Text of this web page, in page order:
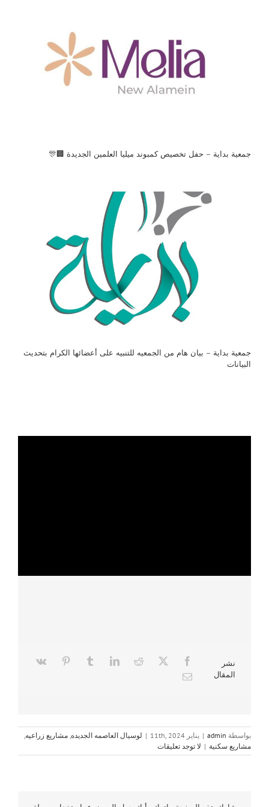
جمعية بداية – حفل تخصيص كمبوند ميليا العلمين الجديدة 🏢🎊
جمعية بداية – بيان هام من الجمعيه للتنبيه على أعضائها الكرام بتحديث
البيانات
نشر
المقال
بواسطة admin
| يناير 11th, 2024 | لوسيال العاصمه الجديده مشاريع زراعيه
مشاريع سكنية | لا توجد تعليقات